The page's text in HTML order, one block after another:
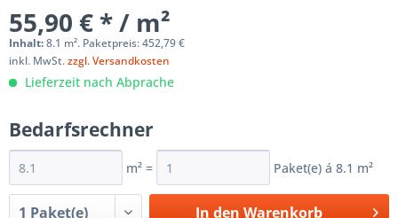
55,90 € * / m²
Inhalt:8.1 m². Paketpreis: 452,79 €
inkl. MwSt.zzgl. Versandkosten
Lieferzeit nach Abprache
Bedarfsrechner
m² = Paket(e) á 8.1 m²
In den Warenkorb